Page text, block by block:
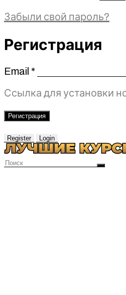
Забыли свой пароль?
Регистрация
Email *Обязательно
Ссылка для установки
Регистрация
Register Login